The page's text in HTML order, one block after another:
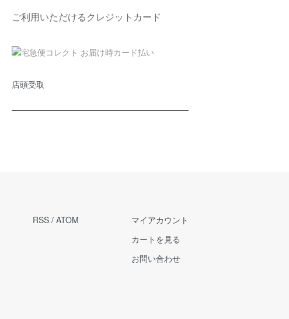
ご利用いただけるクレジットカード
店頭受取
RSS / ATOM
マイアカウント
カートを見る
お問い合わせ